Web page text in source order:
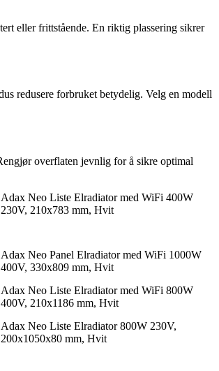
eller frittstående. En riktig plassering sikrer
redusere forbruket betydelig. Velg en modell
overflaten jevnlig for å sikre optimal
Adax Neo Liste Elradiator med WiFi 400W
230V, 210x783 mm, Hvit
Adax Neo Panel Elradiator med WiFi 1000W
400V, 330x809 mm, Hvit
Adax Neo Liste Elradiator med WiFi 800W
400V, 210x1186 mm, Hvit
Adax Neo Liste Elradiator 800W 230V,
200x1050x80 mm, Hvit